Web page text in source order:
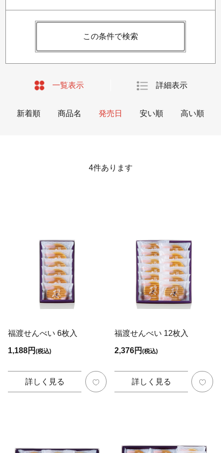
この条件で検索
一覧表示 詳細表示
新着順 商品名 発売日 安い順 高い順
4件あります
福渡せんべい 6枚入
1,188円(税込)
詳しく見る
福渡せんべい 12枚入
2,376円(税込)
詳しく見る